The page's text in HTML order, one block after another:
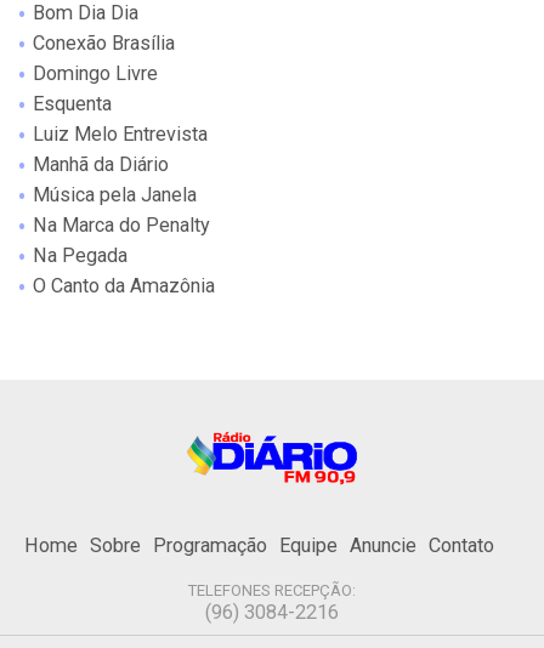
Bom Dia Dia
Conexão Brasília
Domingo Livre
Esquenta
Luiz Melo Entrevista
Manhã da Diário
Música pela Janela
Na Marca do Penalty
Na Pegada
O Canto da Amazônia
Home Sobre Programação Equipe Anuncie Contato
TELEFONES RECEPÇÃO:
(96) 3084-2216